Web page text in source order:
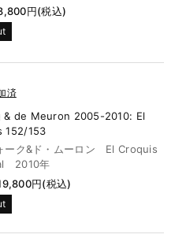
円(税込)
済
& de Meuron 2005-2010: El
152/153
ーク&ド・ムーロン El Croquis
2010年
円(税込)